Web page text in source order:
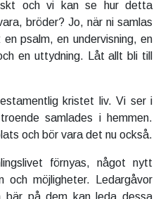
och vi kan se hur detta
bröder? Jo, när ni samlas
psalm, en undervisning, en
en uttydning. Låt allt bli till
kristet liv. Vi ser i
samlades i hemmen.
och bör vara det nu också.
förnyas, något nytt
och möjligheter. Ledargåvor
bär på dem kan leda dessa